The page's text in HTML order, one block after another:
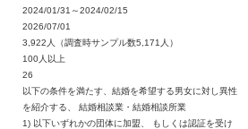
2024/01/31～2024/02/15
2026/07/01
3,922人（調査時サンプル数5,171人）
100人以上
26
以下の条件を満たす、結婚を希望する男女に対し異性
を紹介する、 結婚相談業・結婚相談所業
1) 以下いずれかの団体に加盟、 もしくは認証を受け